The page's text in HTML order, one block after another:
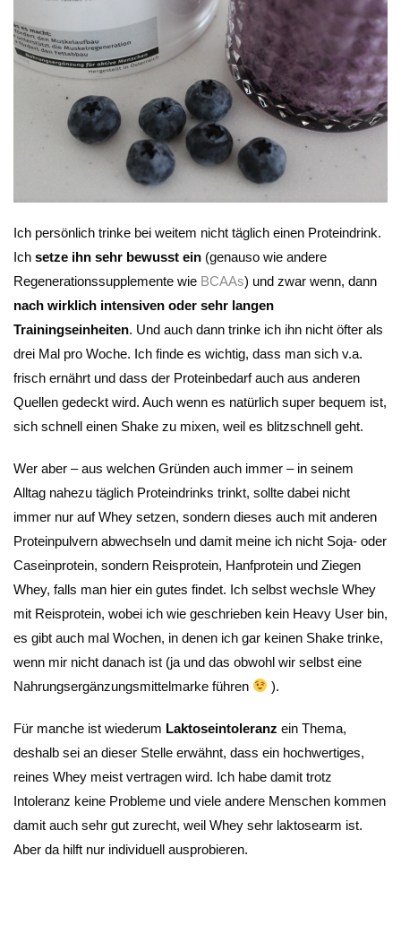
Ich persönlich trinke bei weitem nicht täglich einen Proteindrink.
Ich setze ihn sehr bewusst ein (genauso wie andere
Regenerationssupplemente wie BCAAs) und zwar wenn, dann
nach wirklich intensiven oder sehr langen
Trainingseinheiten. Und auch dann trinke ich ihn nicht öfter als
drei Mal pro Woche. Ich finde es wichtig, dass man sich v.a.
frisch ernährt und dass der Proteinbedarf auch aus anderen
Quellen gedeckt wird. Auch wenn es natürlich super bequem ist,
sich schnell einen Shake zu mixen, weil es blitzschnell geht.
Wer aber – aus welchen Gründen auch immer – in seinem
Alltag nahezu täglich Proteindrinks trinkt, sollte dabei nicht
immer nur auf Whey setzen, sondern dieses auch mit anderen
Proteinpulvern abwechseln und damit meine ich nicht Soja- oder
Caseinprotein, sondern Reisprotein, Hanfprotein und Ziegen
Whey, falls man hier ein gutes findet. Ich selbst wechsle Whey
mit Reisprotein, wobei ich wie geschrieben kein Heavy User bin,
es gibt auch mal Wochen, in denen ich gar keinen Shake trinke,
wenn mir nicht danach ist (ja und das obwohl wir selbst eine
Nahrungsergänzungsmittelmarke führen
).
Für manche ist wiederum Laktoseintoleranz ein Thema,
deshalb sei an dieser Stelle erwähnt, dass ein hochwertiges,
reines Whey meist vertragen wird. Ich habe damit trotz
Intoleranz keine Probleme und viele andere Menschen kommen
damit auch sehr gut zurecht, weil Whey sehr laktosearm ist.
Aber da hilft nur individuell ausprobieren.